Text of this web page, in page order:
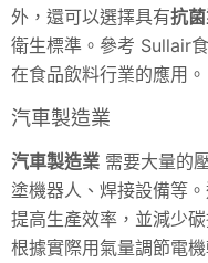
外，還可以選擇具有抗
衛生標準。參考 Sullair
在食品飲料行業的應用。
汽車製造業
汽車製造業 需要大量的
塗機器人、焊接設備等
提高生產效率，並減少
根據實際用氣量調節電